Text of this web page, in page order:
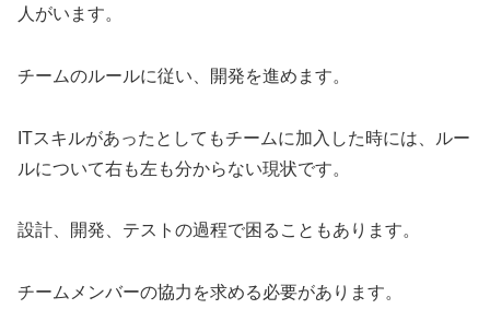
人がいます。
チームのルールに従い、開発を進めます。
ITスキルがあったとしてもチームに加入した時には、ルー
ルについて右も左も分からない現状です。
設計、開発、テストの過程で困ることもあります。
チームメンバーの協力を求める必要があります。